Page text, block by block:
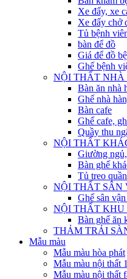
Xe đẩy, xe
Xe đẩy chở
Tủ bệnh
bàn để đồ
Giá để đồ
Ghế bệnh
NỘI THẤT NHÀ
Bàn ăn nhà
Ghế nhà
Bàn cafe
Ghế cafe,
Quầy thu
NỘI THẤT
Giường
Bàn ghế
Tủ treo
NỘI THẤT SÂN
Ghế sân
NỘI THẤT KHU
Bàn ghế ăn
THẢM TRẢI
Mẫu màu
Mẫu màu hòa phát
Mẫu màu nội thất
Mẫu màu nội thất